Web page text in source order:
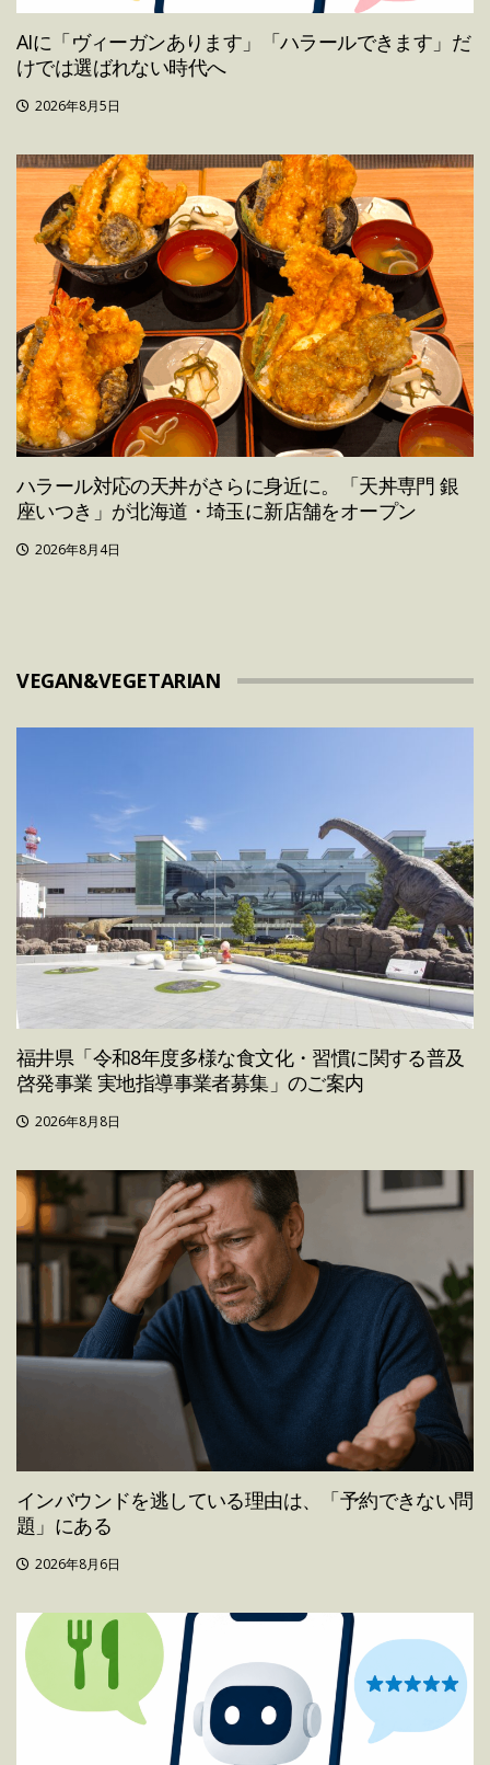
AIに「ヴィーガンあります」「ハラールできます」だ
けでは選ばれない時代へ
2026年8月5日
ハラール対応の天丼がさらに身近に。「天丼専門 銀
座いつき」が北海道・埼玉に新店舗をオープン
2026年8月4日
VEGAN&VEGETARIAN
福井県「令和8年度多様な食文化・習慣に関する普及
啓発事業 実地指導事業者募集」のご案内
2026年8月8日
インバウンドを逃している理由は、「予約できない問
題」にある
2026年8月6日